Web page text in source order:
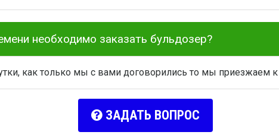
необходимо заказать бульдозер?
как только мы с вами договорились то мы приезжаем
ЗАДАТЬ ВОПРОС